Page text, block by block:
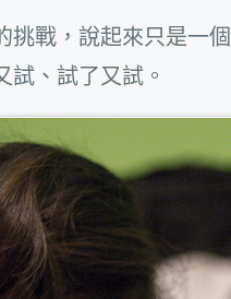
挑戰，說起來只是一
試、試了又試。